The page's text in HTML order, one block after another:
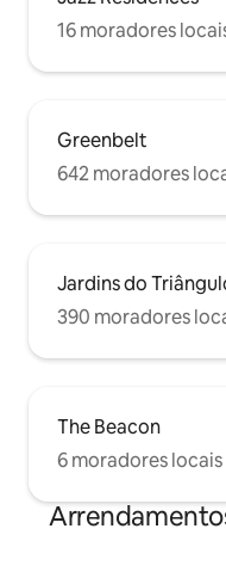
16 moradores
Greenbelt
642 moradores
Jardins do
390 moradores
The Beacon
6 moradores